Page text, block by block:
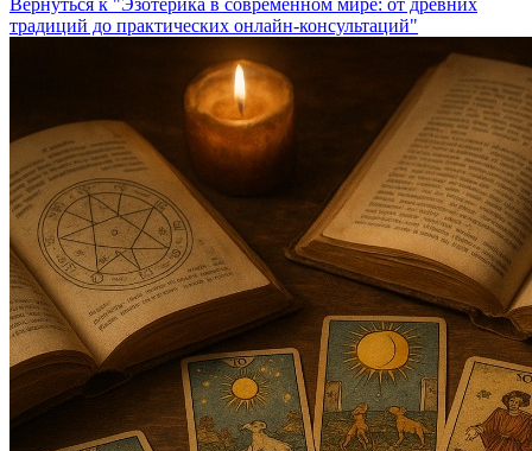
Вернуться к "Эзотерика в современном мире: от древних
традиций до практических онлайн-консультаций"